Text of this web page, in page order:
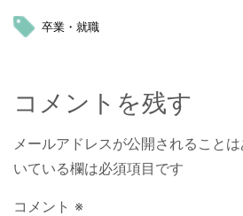
卒業・就職
コメントを残す
メールアドレスが公開されることは
いている欄は必須項目です
コメント ※